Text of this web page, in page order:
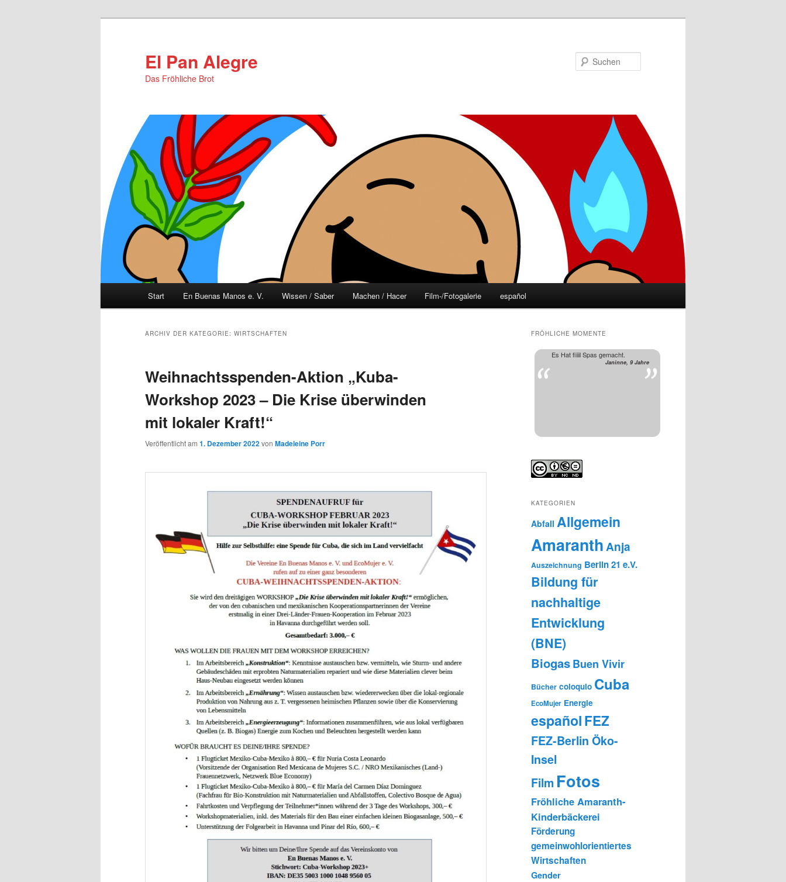
El Pan Alegre
Das Fröhliche Brot
Start En Buenas Manos e. V. Wissen / Saber Machen / Hacer Film-/Fotogalerie español
ARCHIV DER KATEGORIE: WIRTSCHAFTEN
Weihnachtsspenden-Aktion „Kuba-
Workshop 2023 – Die Krise überwinden
mit lokaler Kraft!“
Veröffentlicht am 1. Dezember 2022von Madeleine Porr
FRÖHLICHE MOMENTE
Es Hat fiiiil Spas gemacht.
Janinne, 9 Jahre
KATEGORIEN
Abfall Allgemein
AmaranthAnja
Auszeichnung Berlin 21 e.V.
Bildung für
nachhaltige
Entwicklung
(BNE)
BiogasBuen Vivir
Bücher coloquio Cuba
EcoMujer Energie
españolFEZ
FEZ-Berlin Öko-
Insel
Film Fotos
Fröhliche Amaranth-
Kinderbäckerei
Förderung
gemeinwohlorientiertes
Wirtschaften
Gender